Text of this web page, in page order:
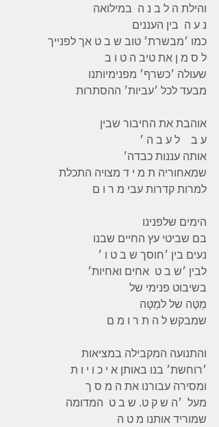
והילת ה ל ב נ ה  במילואה
נ ע ה  בין העננים
כמו ׳מבשרת׳ טוב ש ב ט אך לפנייך
ל ס מ ן את טיב ה ט ו ב
שעולה ׳כשרף׳ מפנימיותנו
מבעד לכל ׳עביות׳ ההסתרות
אוהבת את החיבור שבין
ע ב    ל ע ב ה ׳
אותה עננות כבדה׳
שמאחוריה ת מ י ד מצויה התכלת
למרות קדרות עבי מ ר ו ם
הימים שלפנינו
בם שביטי עץ החיים שבנו
נעים בין ׳חוסך ש ב ט ו ׳
לבין ׳ש ב ט  אחים ואחיות׳
בשיבוט פנימי של
מַטֶּה של למַטָּה
שמבקש ל ה ת ר ו מ ם
והתנועה המקבילה במציאות
׳רוחשת׳ בנו באותן א י כ ו י ו ת
ומסירה עבורנו את ה מ ס ך
מעל  ׳ה ש ק ט. ש ב ט  המדומה
שמוריד אותנו מ ט ה